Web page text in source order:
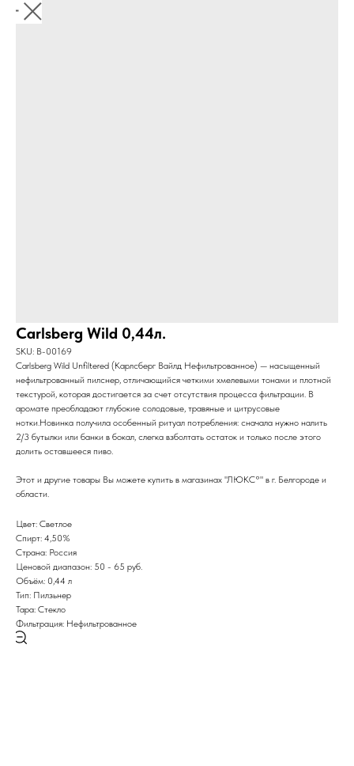
Carlsberg Wild 0,44л.
SKU: B-00169
Carlsberg Wild Unfiltered (Карлсберг Вайлд Нефильтрованное) — насыщенный
нефильтрованный пилснер, отличающийся четкими хмелевыми тонами и плотной
текстурой, которая достигается за счет отсутствия процесса фильтрации. В
аромате преобладают глубокие солодовые, травяные и цитрусовые
нотки.Новинка получила особенный ритуал потребления: сначала нужно налить
2/3 бутылки или банки в бокал, слегка взболтать остаток и только после этого
долить оставшееся пиво.
Этот и другие товары Вы можете купить в магазинах "ЛЮКС°" в г. Белгороде и
области.
Цвет: Светлое
Спирт: 4,50%
Страна: Россия
Ценовой диапазон: 50 - 65 руб.
Объём: 0,44 л
Тип: Пилзьнер
Тара: Стекло
Фильтрация: Нефильтрованное